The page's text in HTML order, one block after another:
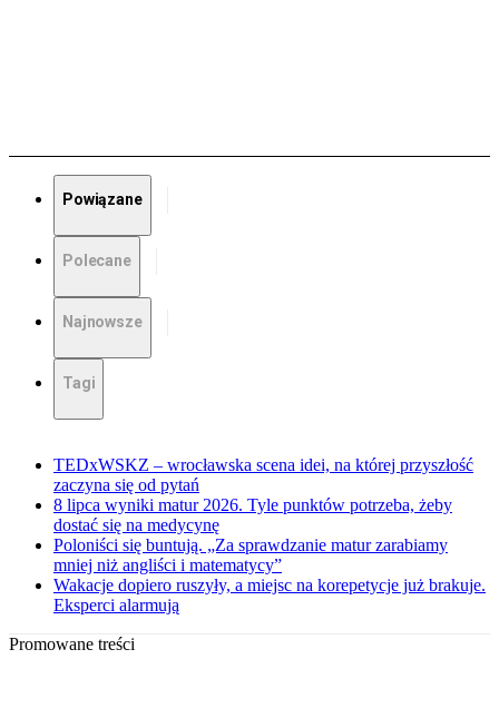
Powiązane
Polecane
Najnowsze
Tagi
TEDxWSKZ – wrocławska scena idei, na której przyszłość
zaczyna się od pytań
8 lipca wyniki matur 2026. Tyle punktów potrzeba, żeby
dostać się na medycynę
Poloniści się buntują. „Za sprawdzanie matur zarabiamy
mniej niż angliści i matematycy”
Wakacje dopiero ruszyły, a miejsc na korepetycje już brakuje.
Eksperci alarmują
Promowane treści